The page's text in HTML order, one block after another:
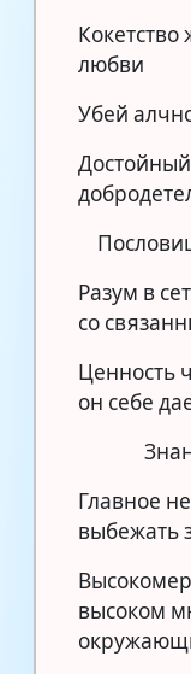
любви
Убей
Разум в
со
Ценность
он себе
Главное
выбежать
высоком